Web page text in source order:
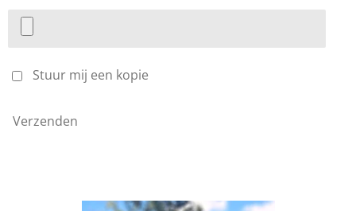
Stuur mij een kopie
Verzenden